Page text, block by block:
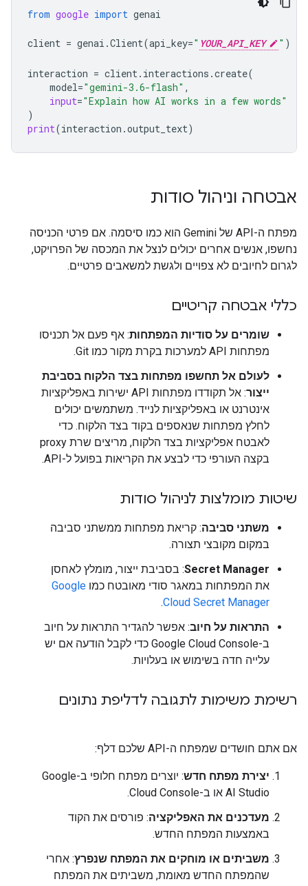
from google import genai
client = genai .Client(api_key=" YOUR_API_KEY " )
interaction = client. interactions .create(
model="gemini-3.6-flash" ,
input="Explain how AI works in a few words"
)
print(interaction .output_text)
אבטחה וניהול סודות
מפתח ה-API של Gemini הוא כמו סיסמה. אם פרטי הכניסה
נחשפו, אנשים אחרים יכולים לנצל את המכסה של הפרויקט,
לגרום לחיובים לא צפויים ולגשת למשאבים פרטיים.
כללי אבטחה קריטיים
שומרים על סודיות המפתחות: אף פעם אל תכניסו
מפתחות API למערכות בקרת מקור כמו Git.
לעולם אל תחשפו מפתחות בצד הלקוח בסביבת
ייצור
: אל תקודדו מפתחות API ישירות באפליקציות
אינטרנט או באפליקציות לנייד. משתמשים יכולים
לחלץ מפתחות שנאספים בקוד בצד הלקוח. כדי
לאבטח אפליקציות בצד הלקוח, מריצים שרת proxy
בקצה העורפי כדי לבצע את הקריאות בפועל ל-API.
שיטות מומלצות לניהול סודות
משתני סביבה: קריאת מפתחות ממשתני סביבה
במקום מקובצי תצורה.
Secret Manager: בסביבת ייצור, מומלץ לאחסן
את המפתחות במאגר סודי מאובטח כמו Google
Cloud Secret Manager
.
התראות על חיוב: אפשר להגדיר התראות על חיוב
ב-Google Cloud Console כדי לקבל הודעה אם יש
עלייה חדה בשימוש או בעלויות.
רשימת משימות לתגובה לדליפת נתונים
אם אתם חושדים שמפתח ה-API שלכם דלף:
יצירת מפתח חדש
: יוצרים מפתח חלופי ב-Google
AI Studio או ב-Cloud Console.
מעדכנים את האפליקציה: פורסים את הקוד
באמצעות המפתח החדש.
משביתים או מוחקים את המפתח שנפרץ: אחרי
שהמפתח החדש מאומת, משביתים את המפתח